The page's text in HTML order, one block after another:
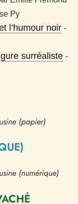
Py
l’humour noir
surréaliste
(papier)
(numérique)